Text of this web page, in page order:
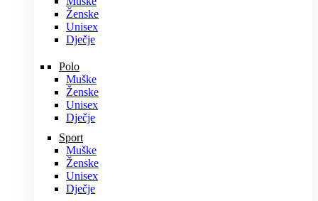
Ženske
Unisex
Dječje
Polo
Muške
Ženske
Unisex
Dječje
Sport
Muške
Ženske
Unisex
Dječje